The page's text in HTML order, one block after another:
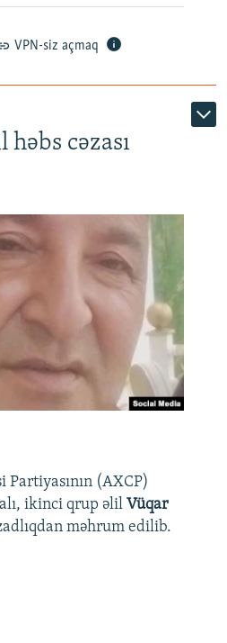
VPN-siz açmaq
həbs cəzası
Partiyasının (AXCP)
ikinci qrup əlil Vüqar
məhrum edilib.